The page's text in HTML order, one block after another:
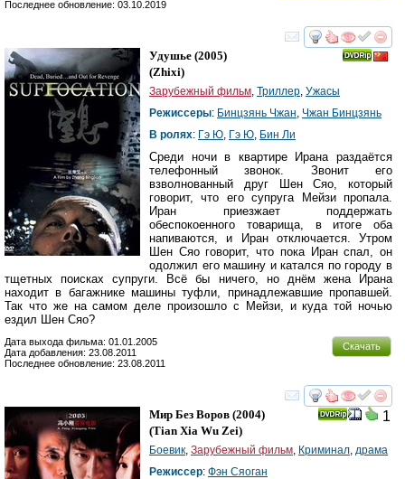
Последнее обновление: 03.10.2019
смотреть
Удушье (2005)
(Zhixi)
Зарубежный фильм, Триллер, Ужасы
Режиссеры: Бинцзянь Чжан, Чжан Бинцзянь
В ролях: Гэ Ю, Гэ Ю, Бин Ли
Среди ночи в квартире Ирана раздаётся
телефонный звонок. Звонит его
взволнованный друг Шен Сяо, который
говорит, что его супруга Мейзи пропала.
Иран приезжает поддержать
обеспокоенного товарища, в итоге оба
напиваются, и Иран отключается. Утром
Шен Сяо говорит, что пока Иран спал, он
одолжил его машину и катался по городу в
тщетных поисках супруги. Всё бы ничего, но днём жена Ирана
находит в багажнике машины туфли, принадлежавшие пропавшей.
Так что же на самом деле произошло с Мейзи, и куда той ночью
ездил Шен Сяо?
Скачать
Дата выхода фильма: 01.01.2005
Дата добавления: 23.08.2011
Последнее обновление: 23.08.2011
смотреть
1
Мир Без Воров (2004)
(Tian Xia Wu Zei)
Боевик, Зарубежный фильм, Криминал, драма
Режиссер: Фэн Сяоган